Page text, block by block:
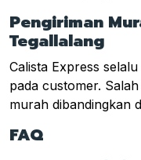
Pengiriman
Tegallalang
Calista Express
pada customer.
murah dibandingkan
FAQ